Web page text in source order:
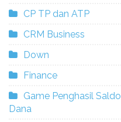
CP TP dan ATP
CRM Business
Down
Finance
Game Penghasil Saldo
Dana